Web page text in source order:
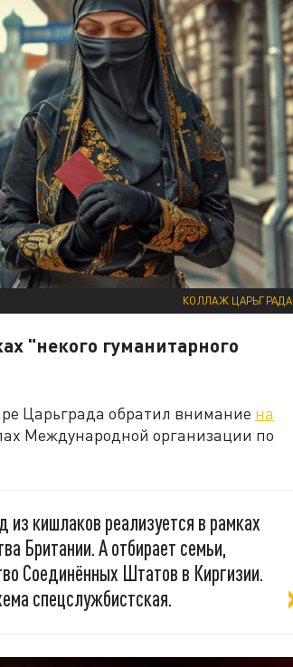
КОЛЛАЖ ЦАРЬГРАДА
"некого гуманитарного
Царьграда обратил внимание на
Международной организации по
из кишлаков реализуется в рамках
Британии. А отбирает семьи,
Соединённых Штатов в Киргизии.
спецслужбистская.